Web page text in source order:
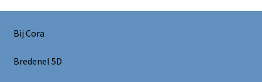
Bij Cora
Bredenel 5D